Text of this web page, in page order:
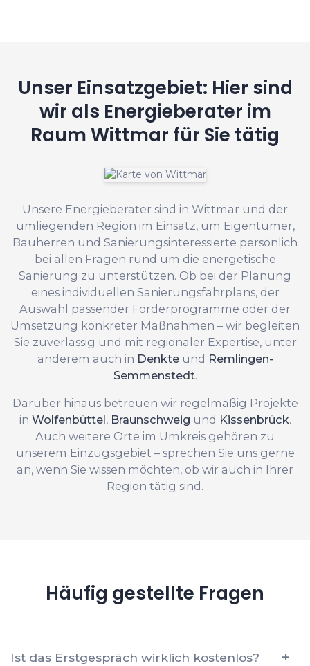
Unser Einsatzgebiet: Hier sind
wir als Energieberater im
Raum Wittmar für Sie tätig
Unsere Energieberater sind in Wittmar und der
umliegenden Region im Einsatz, um Eigentümer,
Bauherren und Sanierungsinteressierte persönlich
bei allen Fragen rund um die energetische
Sanierung zu unterstützen. Ob bei der Planung
eines individuellen Sanierungsfahrplans, der
Auswahl passender Förderprogramme oder der
Umsetzung konkreter Maßnahmen – wir begleiten
Sie zuverlässig und mit regionaler Expertise, unter
anderem auch in Denkteund Remlingen-
Semmenstedt.
Darüber hinaus betreuen wir regelmäßig Projekte
in Wolfenbüttel, Braunschweig und Kissenbrück.
Auch weitere Orte im Umkreis gehören zu
unserem Einzugsgebiet – sprechen Sie uns gerne
an, wenn Sie wissen möchten, ob wir auch in Ihrer
Region tätig sind.
Häufig gestellte Fragen
Ist das Erstgespräch wirklich kostenlos?